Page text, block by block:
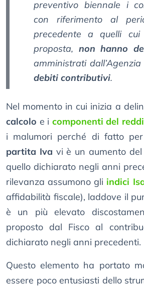
preventivo biennale i
con riferimento al
precedente a quelli
proposta, non hanno
amministrati
debiti contributivi.
Nel momento in cui inizia a
calcolo e i componenti del
i malumori perché di fatto
partita Iva vi è un aumento
quello dichiarato negli anni
rilevanza assumono gli indici
affidabilità fiscale), laddove il
è un più elevato
proposto dal Fisco al
dichiarato negli anni precedenti.
Questo elemento ha portato
essere poco entusiasti dello